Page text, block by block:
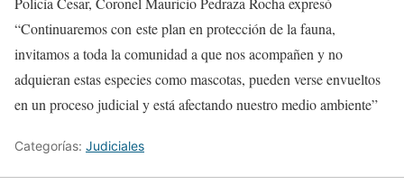
“Continuaremos con este plan en protección de la fauna,
invitamos a toda la comunidad a que nos acompañen y no
adquieran estas especies como mascotas, pueden verse envueltos
en un proceso judicial y está afectando nuestro medio ambiente”
Categorías: Judiciales